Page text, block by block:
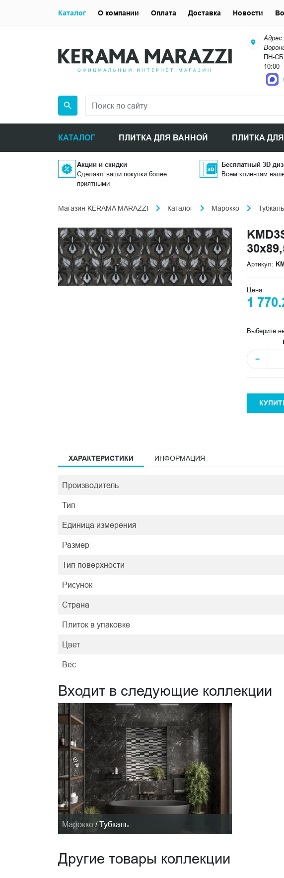
ПН-
10:00
КАТАЛОГ ПЛИТКА ДЛЯ ВАННОЙ ПЛИТКА
Каталог О компании Оплата Доставка Новости
Акции и скидки
Сделают ваши покупки более
приятными
Бесплатный 3D
Всем клиентам
Магазин KERAMA MARAZZI Каталог Марокко Тубкаль
Артикул:
Цена:
1
Выберите
−
ХАРАКТЕРИСТИКИ ИНФОРМАЦИЯ
Производитель
Тип
Единица измерения
Размер
Тип поверхности
Рисунок
Страна
Плиток в упаковке
Цвет
Вес
Входит в следующие коллекции
Марокко / Тубкаль
Другие товары коллекции